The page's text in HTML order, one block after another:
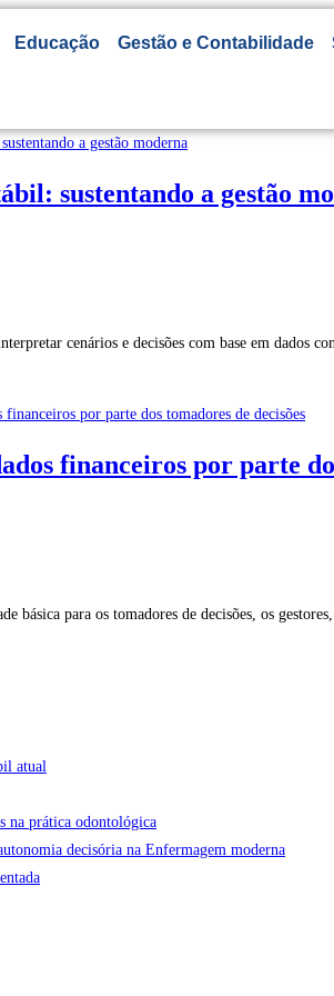
Educação Gestão e Contabilidade
sustentando a gestão
cenários e decisões com base em
financeiros por parte
básica para os tomadores de decisões, os
atual
na prática odontológica
decisória na Enfermagem moderna